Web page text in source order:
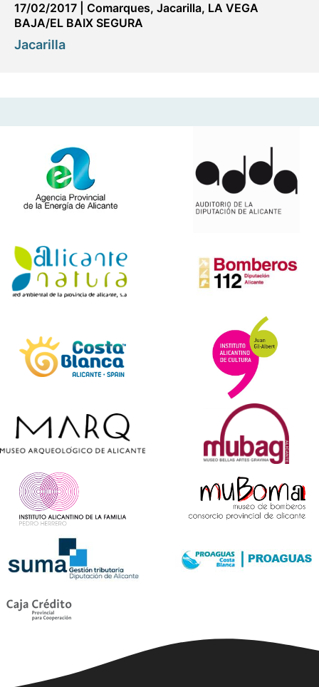
17/02/2017 Comarques, Jacarilla, LA VEGA
BAJA/EL BAIX SEGURA
Jacarilla